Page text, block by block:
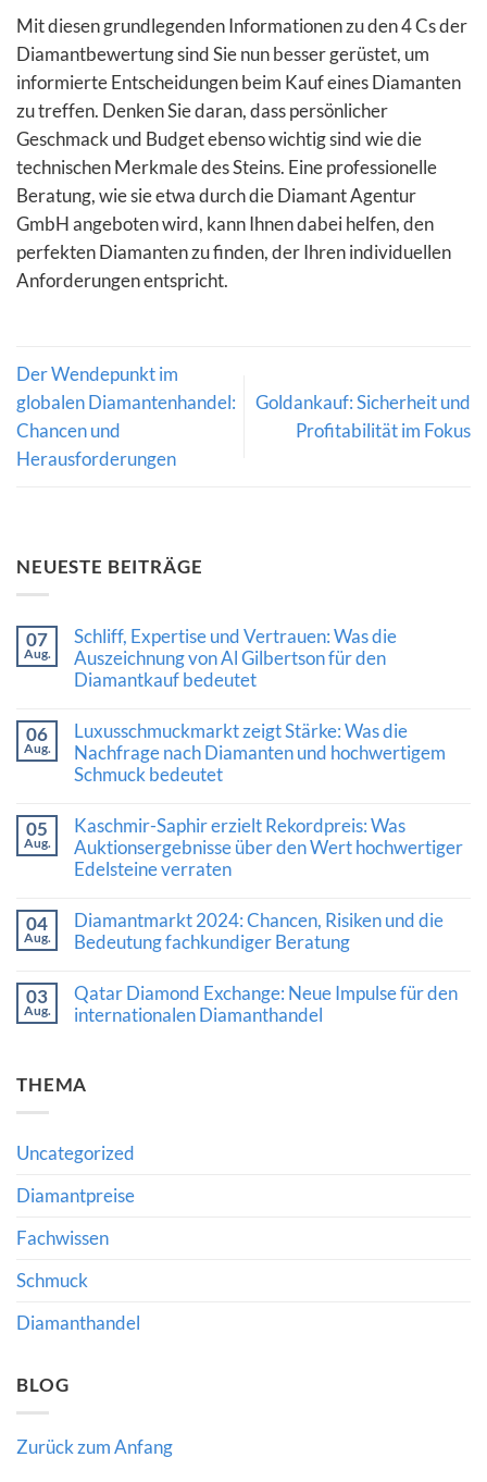
Mit diesen grundlegenden Informationen zu den 4 Cs der
Diamantbewertung sind Sie nun besser gerüstet, um
informierte Entscheidungen beim Kauf eines Diamanten
zu treffen. Denken Sie daran, dass persönlicher
Geschmack und Budget ebenso wichtig sind wie die
technischen Merkmale des Steins. Eine professionelle
Beratung, wie sie etwa durch die Diamant Agentur
GmbH angeboten wird, kann Ihnen dabei helfen, den
perfekten Diamanten zu finden, der Ihren individuellen
Anforderungen entspricht.
Der Wendepunkt im
globalen Diamantenhandel:
Chancen und
Herausforderungen
Goldankauf: Sicherheit und
Profitabilität im Fokus
NEUESTE BEITRÄGE
07
Aug.
Schliff, Expertise und Vertrauen: Was die
Auszeichnung von Al Gilbertson für den
Diamantkauf bedeutet
zu
Schliff,
Expertise
und
die
Auszeichnung
von
Al
den
Diamantkauf
bedeutet
06
Aug.
Luxusschmuckmarkt zeigt Stärke: Was die
Nachfrage nach Diamanten und hochwertigem
Schmuck bedeutet
zu
Luxusschmuckmarkt
zeigt
Stärke:
Nachfrage
nach
Diamanten
Schmuck
bedeutet
05
Aug.
Kaschmir-Saphir erzielt Rekordpreis: Was
Auktionsergebnisse über den Wert hochwertiger
Edelsteine verraten
zu
Kaschmir-
Saphir
Rekordpreis:
Was
Auktionsergebnisse
Edelsteine
04
Aug.
Diamantmarkt 2024: Chancen, Risiken und die
Bedeutung fachkundiger Beratung
zu
Diamantmarkt
2024:
die
03
Aug.
Qatar Diamond Exchange: Neue Impulse für den
internationalen Diamanthandel
Qatar
Impulse
für
internationalen
Diamanthandel
THEMA
Uncategorized
Diamantpreise
Fachwissen
Schmuck
Diamanthandel
BLOG
Zurück zum Anfang